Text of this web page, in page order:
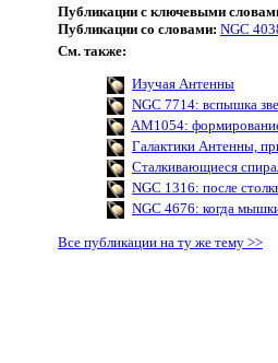
Публикации с ключевыми
Публикации со словами: NGC
См. также:
Изучая Антенны
NGC 7714: вспышка
AM1054: формирование
Галактики Антенны,
Сталкивающиеся
NGC 1316: после
NGC 4676: когда
Все публикации на ту же тему >>